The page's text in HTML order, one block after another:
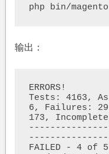
php bin/
输出：
ERRORS!
Tests: 4163,
6, Failures:
173,
FAILED - 4 of